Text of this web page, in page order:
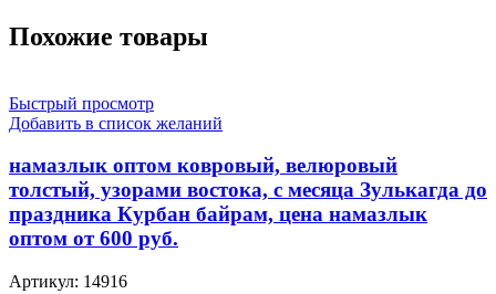
Похожие товары
Быстрый просмотр
Добавить в список желаний
намазлык оптом ковровый, велюровый
толстый, узорами востока, с месяца Зулькагда до
праздника Курбан байрам, цена намазлык
оптом от 600 руб.
Артикул: 14916